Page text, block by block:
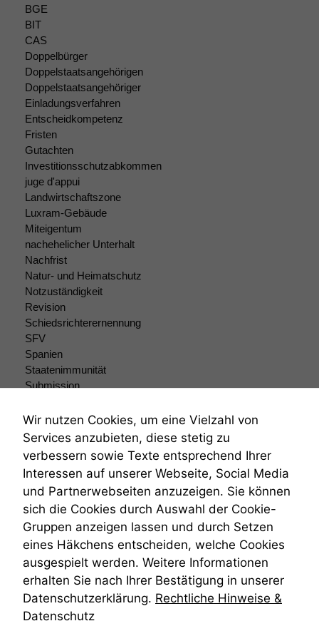
BGE
BIT
CAS
Doppelbürger
Doppelstaatsangehörigen
Doppelstaatsangehöriger
Einladungsverfahren
Entscheidkompetenz
Fristen
Gutachten
Investitionsschutzabkommen
juge d'appui
Landwirtschaftszone
Luxram-Gebäude
Miteigentum
nachehelicher Unterhalt
Nachfrist
Natur- und Heimatschutz
Notzuständigkeit
Revision
Schiedsrichterernennung
SFV
Spanien
Staatenimmunität
Submission
Teilungsklage
Venezuela
VRK
Wiederherstellungsanordnung
Zivilprozessordnung
ZPO
Zustellfiktion
Zuständigkeit
Öffentliches Personalrecht
Öffentlichkeitsprinzip
Wir nutzen Cookies, um eine Vielzahl von
Services anzubieten, diese stetig zu
verbessern sowie Texte entsprechend Ihrer
Interessen auf unserer Webseite, Social Media
und Partnerwebseiten anzuzeigen. Sie können
sich die Cookies durch Auswahl der Cookie-
Gruppen anzeigen lassen und durch Setzen
eines Häkchens entscheiden, welche Cookies
ausgespielt werden. Weitere Informationen
erhalten Sie nach Ihrer Bestätigung in unserer
Datenschutzerklärung. Rechtliche Hinweise &
Datenschutz
Statistiken
Um unsere
Website zu
verbessern,
zeichnen
wir
anonyme
statistische
Daten auf.
Funktionalität
Einige